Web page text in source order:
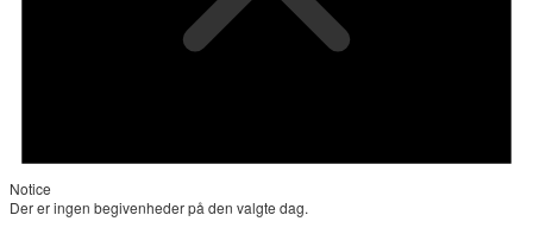
Notice
Der er ingen begivenheder på den valgte dag.